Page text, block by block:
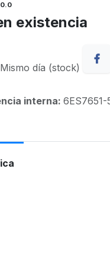
0.0
existencia
día (stock)
interna: